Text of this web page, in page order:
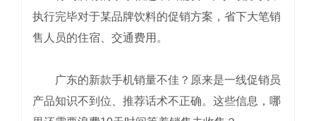
执行完毕对于某品牌饮料的促销方案，省下大笔销
售人员的住宿、交通费用。
广东的新款手机销量不佳？原来是一线促销员
产品知识不到位、推荐话术不正确。这些信息，哪